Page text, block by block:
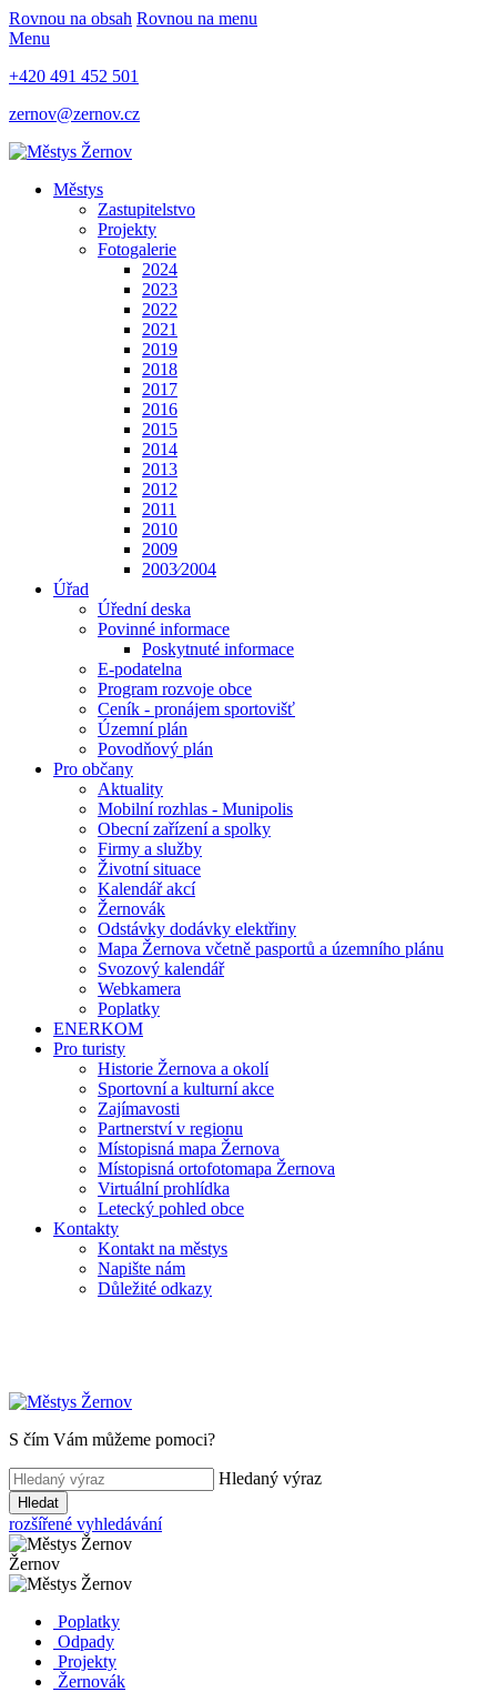
Rovnou na obsah Rovnou na menu
Menu
+420 491 452 501
zernov@zernov.cz
Městys
Zastupitelstvo
Projekty
Fotogalerie
2024
2023
2022
2021
2019
2018
2017
2016
2015
2014
2013
2012
2011
2010
2009
2003⁄2004
Úřad
Úřední deska
Povinné informace
Poskytnuté informace
E-podatelna
Program rozvoje obce
Ceník - pronájem sportovišť
Územní plán
Povodňový plán
Pro občany
Aktuality
Mobilní rozhlas - Munipolis
Obecní zařízení a spolky
Firmy a služby
Životní situace
Kalendář akcí
Žernovák
Odstávky dodávky elektřiny
Mapa Žernova včetně pasportů a územního plánu
Svozový kalendář
Webkamera
Poplatky
ENERKOM
Pro turisty
Historie Žernova a okolí
Sportovní a kulturní akce
Zajímavosti
Partnerství v regionu
Místopisná mapa Žernova
Místopisná ortofotomapa Žernova
Virtuální prohlídka
Letecký pohled obce
Kontakty
Kontakt na městys
Napište nám
Důležité odkazy
S čím Vám můžeme pomoci?
Hledaný výraz
Hledat
rozšířené vyhledávání
Žernov
Poplatky
Odpady
Projekty
Žernovák